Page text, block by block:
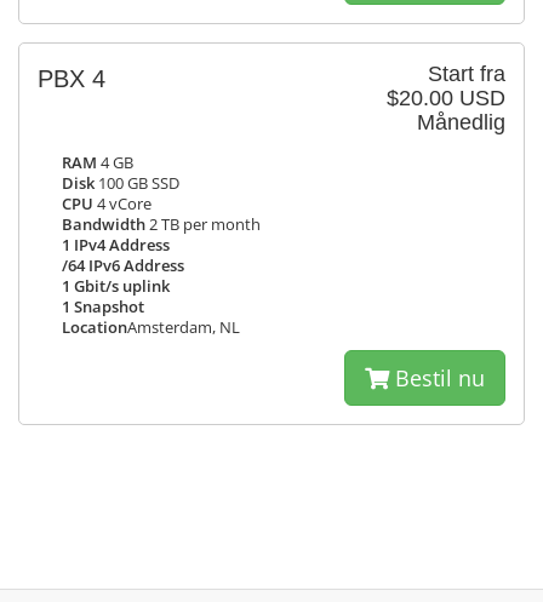
Start fra
$20.00 USD
Månedlig
PBX 4
RAM 4 GB
Disk 100 GB SSD
CPU 4 vCore
Bandwidth2 TB per month
1 IPv4 Address
/64 IPv6 Address
1 Gbit/s uplink
1 Snapshot
LocationAmsterdam, NL
Bestil nu